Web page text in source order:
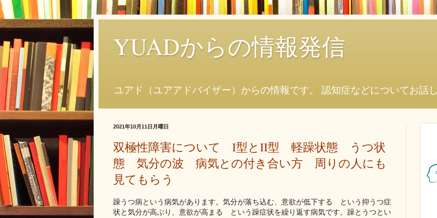
YUADからの情報発信
ユアド（ユアアドバイザー）からの情報です。 認知症などについてお話
2021年10月11日月曜日
双極性障害について I型とII型 軽躁状態 うつ状
態 気分の波 病気との付き合い方 周りの人にも
見てもらう
躁うつ病という病気があります。気分が落ち込む、意欲が低下する という抑うつ症
状と気分が高ぶり、意欲が高まる という躁症状を繰り返す病気です。躁とうつとい